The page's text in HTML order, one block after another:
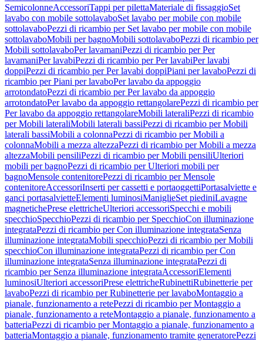
SemicolonneAccessoriTappi per pilettaMateriale di fissaggioSet
lavabo con mobile sottolavaboSet lavabo per mobile con mobile
sottolavaboPezzi di ricambio per Set lavabo per mobile con mobile
sottolavaboMobili per bagnoMobili sottolavaboPezzi di ricambio per
Mobili sottolavaboPer lavamaniPezzi di ricambio per Per
lavamaniPer lavabiPezzi di ricambio per Per lavabiPer lavabi
doppiPezzi di ricambio per Per lavabi doppiPiani per lavaboPezzi di
ricambio per Piani per lavaboPer lavabo da appoggio
arrotondatoPezzi di ricambio per Per lavabo da appoggio
arrotondatoPer lavabo da appoggio rettangolarePezzi di ricambio per
Per lavabo da appoggio rettangolareMobili lateraliPezzi di ricambio
per Mobili lateraliMobili laterali bassiPezzi di ricambio per Mobili
laterali bassiMobili a colonnaPezzi di ricambio per Mobili a
colonnaMobili a mezza altezzaPezzi di ricambio per Mobili a mezza
altezzaMobili pensiliPezzi di ricambio per Mobili pensiliUlteriori
mobili per bagnoPezzi di ricambio per Ulteriori mobili per
bagnoMensole contenitorePezzi di ricambio per Mensole
contenitoreAccessoriInserti per cassetti e portaoggettiPortasalviette e
ganci portasalvietteElementi luminosiManiglieSet piediniLavagne
magnetichePrese elettricheUlteriori accessoriSpecchi e mobili
specchioSpecchioPezzi di ricambio per SpecchioCon illuminazione
integrataPezzi di ricambio per Con illuminazione integrataSenza
illuminazione integrataMobili specchioPezzi di ricambio per Mobili
specchioCon illuminazione integrataPezzi di ricambio per Con
illuminazione integrataSenza illuminazione integrataPezzi di
ricambio per Senza illuminazione integrataAccessoriElementi
luminosiUlteriori accessoriPrese elettricheRubinettiRubinetterie per
lavaboPezzi di ricambio per Rubinetterie per lavaboMontaggio a
pianale, funzionamento a retePezzi di ricambio per Montaggio a
pianale, funzionamento a reteMontaggio a pianale, funzionamento a
batteriaPezzi di ricambio per Montaggio a pianale, funzionamento a
batteriaMontaggio a pianale, funzionamento tramite generatorePezzi